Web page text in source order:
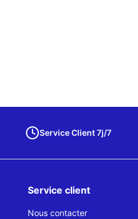
Service Client 7j/7
Service client
Nous contacter